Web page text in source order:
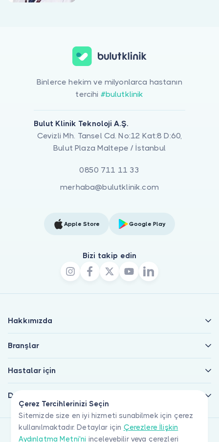
Doktor musunuz?
Çerez Tercihlerinizi Seçin
Sitemizde size en iyi hizmeti sunabilmek için çerez
kullanılmaktadır. Detaylar için Çerezlere İlişkin
Aydınlatma Metni'ni inceleyebilir veya çerezleri
Binlerce hekim ve milyonlarca hastanın
tercihi #bulutklinik
Bulut Klinik Teknoloji A.Ş.
Cevizli Mh. Tansel Cd. No:12 Kat:8 D:60,
Bulut Plaza Maltepe / İstanbul
0850 711 11 33
merhaba@bulutklinik.com
Apple Store Google Play
Bizi takip edin
Hakkımızda
Branşlar
Hastalar için
Doktorlar için